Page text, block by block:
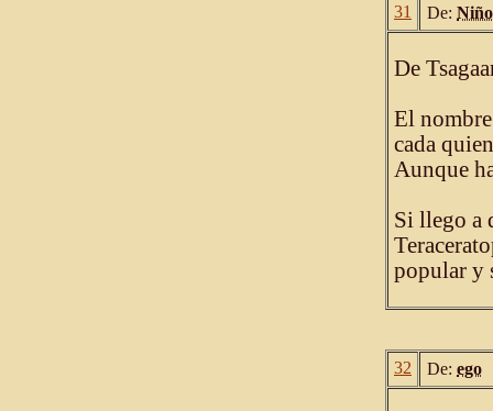
31 De:
De
El
cada
Aunque
Si llego a
popular y
32 De: ego